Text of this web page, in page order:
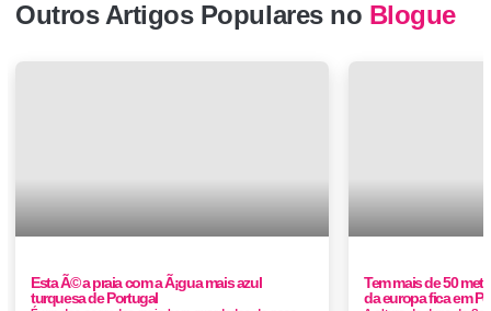
Outros Artigos Populares no Blogue
Esta Ã© a praia com a Ã¡gua mais azul
turquesa de Portugal
Tem mais de 50
da europa fica em